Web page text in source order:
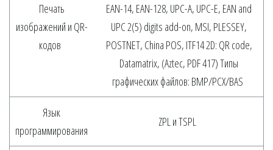
Печать
изображений и QR-
кодов
EAN-14, EAN-128, UPC-A, UPC-E, EAN and
UPC 2(5) digits add-on, MSI, PLESSEY,
POSTNET, China POS, ITF14 2D: QR code,
Datamatrix, (Aztec, PDF 417) Типы
графических файлов: BMP/PCX/BAS
Язык
программирования
ZPL и TSPL